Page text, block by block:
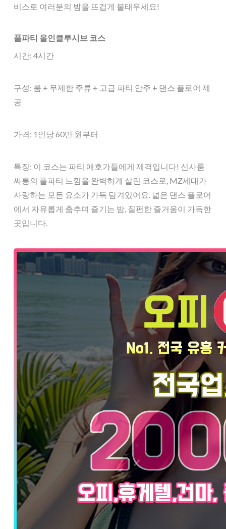
비스로 여러분의 밤을 뜨겁게 불태우세요!
풀파티 올인클루시브 코스
시간: 4시간
구성: 룸 + 무제한 주류 + 고급 파티 안주 + 댄스 플로어 제
공
가격: 1인당 60만 원부터
특징: 이 코스는 파티 애호가들에게 제격입니다! 신사룸
싸롱의 풀파티 느낌을 완벽하게 살린 코스로, MZ세대가
사랑하는 모든 요소가 가득 담겨있어요. 넓은 댄스 플로어
에서 자유롭게 춤추며 즐기는 밤, 질펀한 즐거움이 가득한
곳입니다.